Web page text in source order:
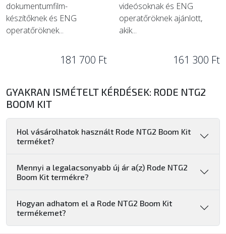
dokumentumfilm-
készítőknek és ENG
operatőröknek...
181 700 Ft
videósoknak és ENG
operatőröknek ajánlott,
akik...
161 300 Ft
GYAKRAN ISMÉTELT KÉRDÉSEK: RODE NTG2
BOOM KIT
Hol vásárolhatok használt Rode NTG2 Boom Kit
terméket?
Mennyi a legalacsonyabb új ár a(z) Rode NTG2
Boom Kit termékre?
Hogyan adhatom el a Rode NTG2 Boom Kit
termékemet?